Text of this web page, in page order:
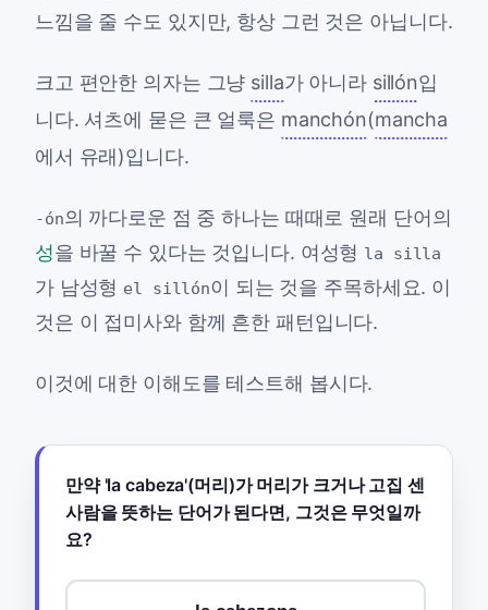
느낌을 줄 수도 있지만, 항상 그런 것은 아닙니다.
크고 편안한 의자는 그냥 silla가 아니라 sillón입
니다. 셔츠에 묻은 큰 얼룩은 manchón(mancha
에서 유래)입니다.
-ón의 까다로운 점 중 하나는 때때로 원래 단어의
성을 바꿀 수 있다는 것입니다. 여성형 la silla
가 남성형 el sillón이 되는 것을 주목하세요. 이
것은 이 접미사와 함께 흔한 패턴입니다.
이것에 대한 이해도를 테스트해 봅시다.
만약 'la cabeza'(머리)가 머리가 크거나 고집 센
사람을 뜻하는 단어가 된다면, 그것은 무엇일까
요?